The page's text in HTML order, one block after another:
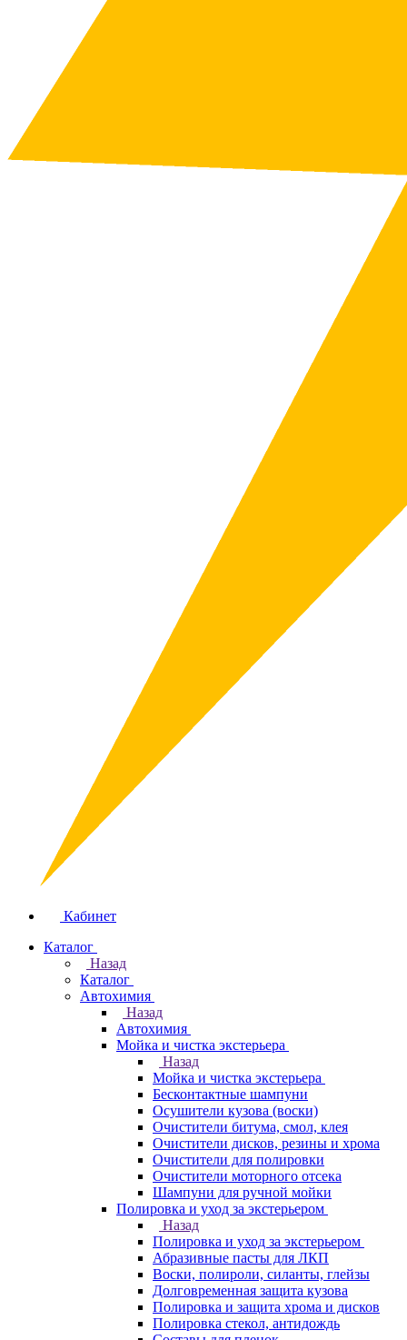
Кабинет
Каталог
Назад
Каталог
Автохимия
Назад
Автохимия
Мойка и чистка экстерьера
Назад
Мойка и чистка экстерьера
Бесконтактные шампуни
Осушители кузова (воски)
Очистители битума, смол, клея
Очистители дисков, резины и хрома
Очистители для полировки
Очистители моторного отсека
Шампуни для ручной мойки
Полировка и уход за экстерьером
Назад
Полировка и уход за экстерьером
Абразивные пасты для ЛКП
Воски, полироли, силанты, глейзы
Долговременная защита кузова
Полировка и защита хрома и дисков
Полировка стекол, антидождь